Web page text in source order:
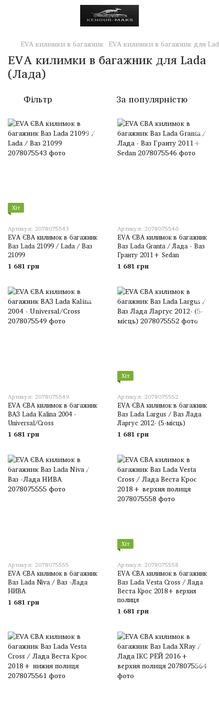
EVA килимки в багажник EVA килимки в багажник для
EVA килимки в багажник для Lada
(Лада)
Фільтр За популярністю
Хіт
Артикул: 2078075543
EVA ЄВА килимок в багажник
Ваз Lada 21099 / Lada / Ваз
21099
1 681 грн
Артикул: 2078075546
EVA ЄВА килимок в багажник
Ваз Lada Granta / Лада - Ваз
Гранту 2011+ Sedan
1 681 грн
Артикул: 2078075549
EVA ЄВА килимок в багажник
ВАЗ Lada Kalina 2004 -
Universal/Cross
1 681 грн
Хіт
Артикул: 2078075552
EVA ЄВА килимок в багажник
Ваз Lada Largus / Ваз Лада
Ларгус 2012- (5-місць)
1 681 грн
Артикул: 2078075555
EVA ЄВА килимок в багажник
Ваз Lada Niva / Ваз -Лада
НИВА
1 681 грн
Хіт
Артикул: 2078075558
EVA ЄВА килимок в багажник
Ваз Lada Vesta Cross / Лада
Веста Крос 2018+ верхня
полиця
1 681 грн